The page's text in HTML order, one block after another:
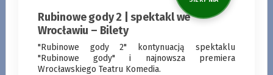
Rubinowe gody 2 | spektakl we
Wrocławiu – Bilety
"Rubinowe gody 2" kontynuacją spektaklu
"Rubinowe gody" i najnowsza premiera
Wrocławskiego Teatru Komedia.